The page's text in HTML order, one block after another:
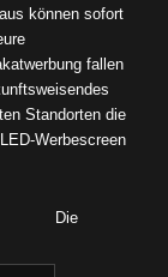
können sofort
fallen
Standorten die
Werbescreen
Die